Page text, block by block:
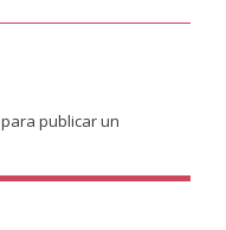
para publicar un